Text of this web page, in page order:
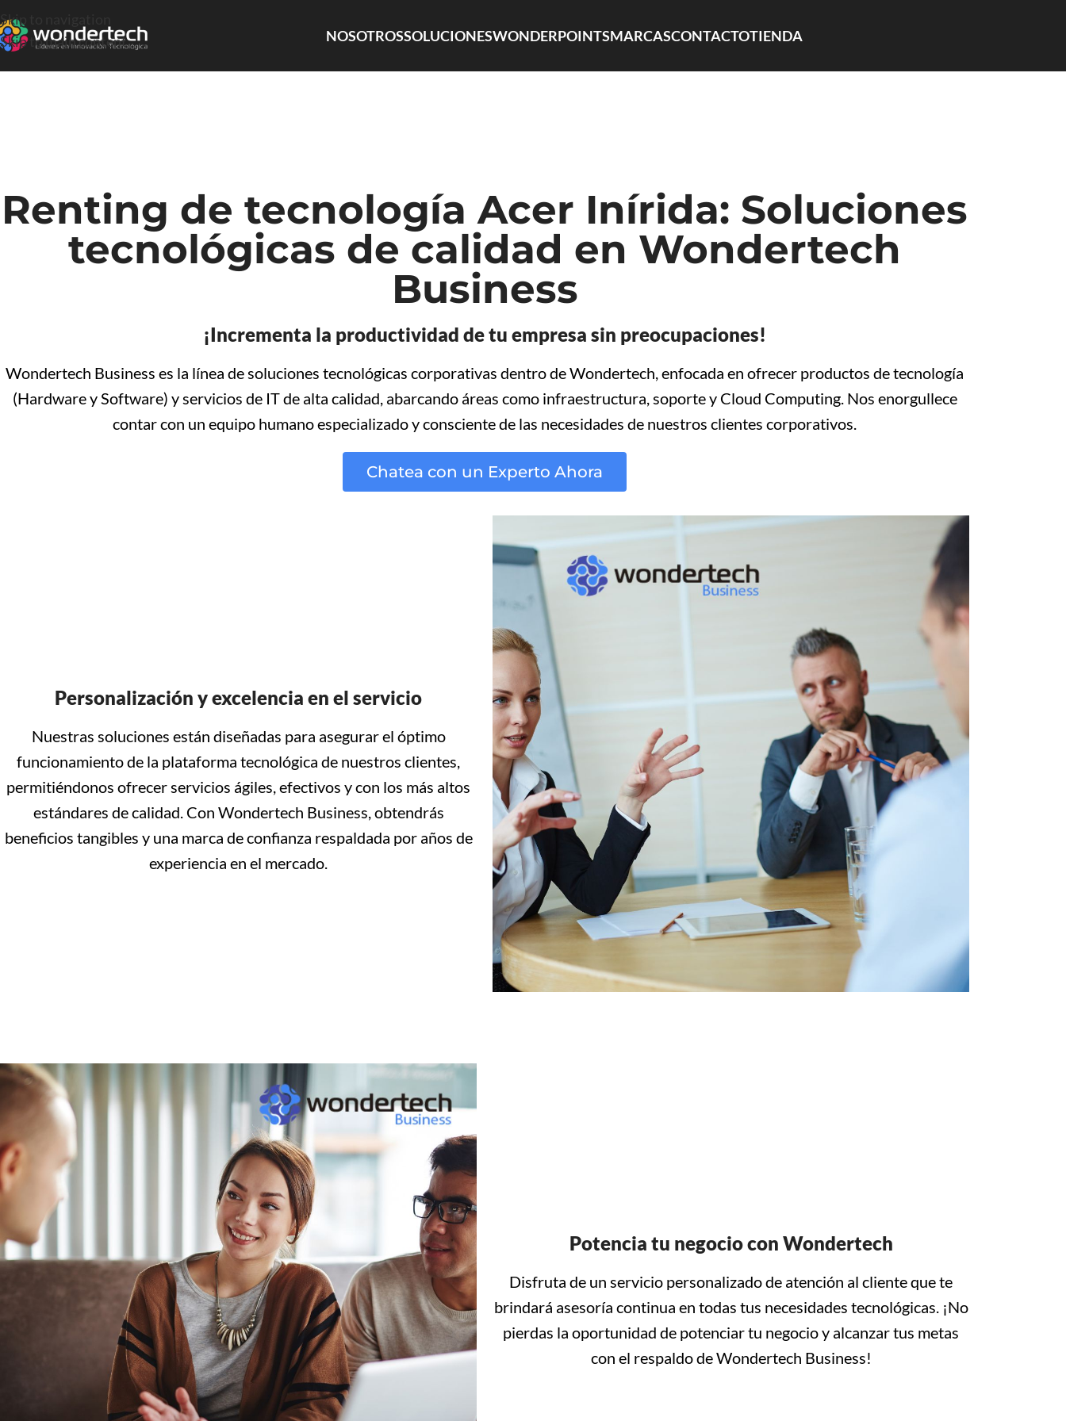
Skip to navigation
Skip to main content
NOSOTROSSOLUCIONESWONDERPOINTSMARCASCONTACTOTIENDA
Renting de tecnología Acer Inírida: Soluciones
tecnológicas de calidad en Wondertech
Business
¡Incrementa la productividad de tu empresa sin preocupaciones!
Wondertech Business es la línea de soluciones tecnológicas corporativas dentro de Wondertech, enfocada en ofrecer productos de tecnología
(Hardware y Software) y servicios de IT de alta calidad, abarcando áreas como infraestructura, soporte y Cloud Computing. Nos enorgullece
contar con un equipo humano especializado y consciente de las necesidades de nuestros clientes corporativos.
Chatea con un Experto Ahora
Personalización y excelencia en el servicio
Nuestras soluciones están diseñadas para asegurar el óptimo
funcionamiento de la plataforma tecnológica de nuestros clientes,
permitiéndonos ofrecer servicios ágiles, efectivos y con los más altos
estándares de calidad. Con Wondertech Business, obtendrás
beneficios tangibles y una marca de confianza respaldada por años de
experiencia en el mercado.
Potencia tu negocio con Wondertech
Disfruta de un servicio personalizado de atención al cliente que te
brindará asesoría continua en todas tus necesidades tecnológicas. ¡No
pierdas la oportunidad de potenciar tu negocio y alcanzar tus metas
con el respaldo de Wondertech Business!